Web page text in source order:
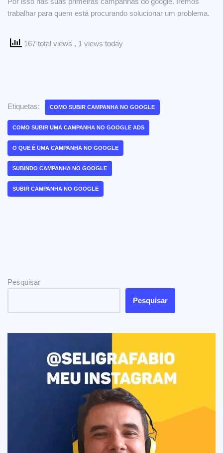
trabalhar para quem está procurando solucionar um problema.
167 total views , 1 views today
Etiquetas: COMO SUBIR CAMPANHA NO GOOGLE
COMO SUBIR UMA CAMPANHA NO GOOGLE ADS
O QUE É UMA CAMPANHA NO GOOGLE
SUBINDO CAMPANHA NO GOOGLE
SUBIR CAMPANHA NO GOOGLE
Pesquisar
Pesquisar